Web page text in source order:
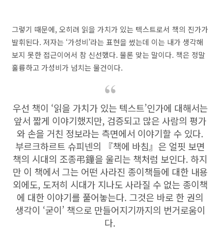
그렇기 때문에, 오히려 읽을 가치가 있는 텍스트로서 책의 진가가
발휘된다. 저자는 ‘가성비’라는 표현을 썼는데 이는 내가 생각해
보지 못한 접근이어서 참 신선했다. 물론 맞는 말이다. 책은 정말
훌륭하고 가성비가 넘치는 물건이다.
우선 책이 ‘읽을 가치가 있는 텍스트’인가에 대해서는
앞서 짧게 이야기했지만, 검증되고 많은 사람의 평가
와 손을 거친 정보라는 측면에서 이야기할 수 있다.
부르크하르트 슈피넨의 『책에 바침』은 얼핏 보면
책의 시대의 조종弔鐘을 울리는 책처럼 보인다. 하지
만 이 책에서 그는 어떤 사라진 종이책들에 대한 내용
외에도, 도저히 시대가 지나도 사라질 수 없는 종이책
에 대한 이야기를 풀어놓는다. 그것은 바로 한 권의
생각이 ‘굳이’ 책으로 만들어지기까지의 번거로움이
다.